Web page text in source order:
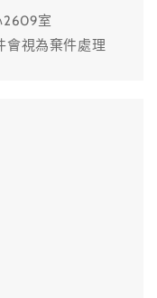
2609室
會視為棄件處理